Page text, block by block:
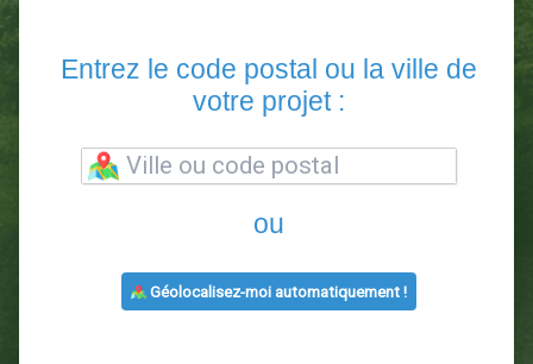
votre projet :